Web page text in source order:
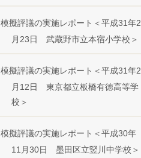
模擬評議の実施レポート＜平成31年2
月23日 武蔵野市立本宿小学校＞
模擬評議の実施レポート＜平成31年2
月12日 東京都立板橋有徳高等学
校＞
模擬評議の実施レポート＜平成30年
11月30日 墨田区立竪川中学校＞